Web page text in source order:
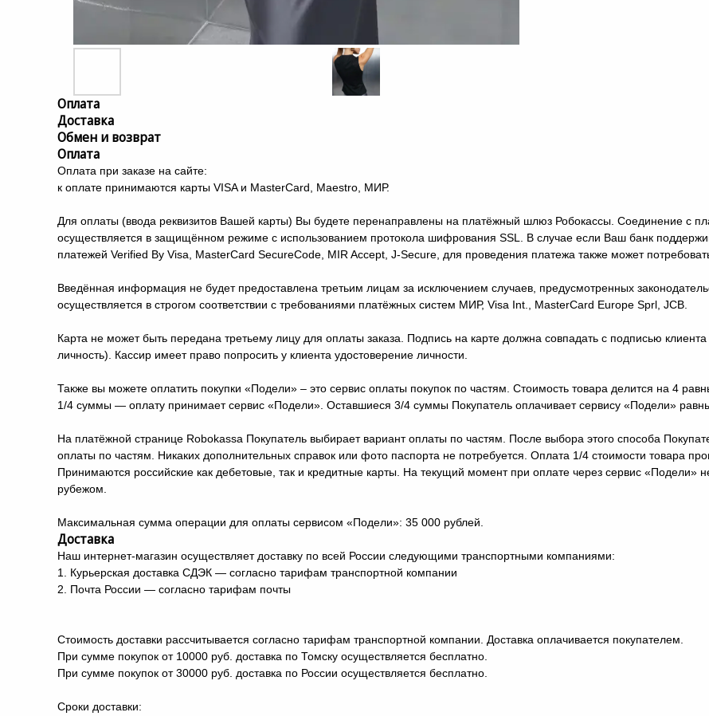
Оплата
Доставка
Обмен и возврат
Оплата
Оплата при заказе на сайте:
к оплате принимаются карты VISA и MasterCard, Maestro, МИР.
Для оплаты (ввода реквизитов Вашей карты) Вы будете перенаправлены на платёжный шлюз Робокассы. Соединение с
осуществляется в защищённом режиме с использованием протокола шифрования SSL. В случае если Ваш банк
платежей Verified By Visa, MasterCard SecureCode, MIR Accept, J-Secure, для проведения платежа также может
Введённая информация не будет предоставлена третьим лицам за исключением случаев, предусмотренных
осуществляется в строгом соответствии с требованиями платёжных систем МИР, Visa Int., MasterCard Europe Sprl, JCB.
Карта не может быть передана третьему лицу для оплаты заказа. Подпись на карте должна совпадать с подписью
личность). Кассир имеет право попросить у клиента удостоверение личности.
Также вы можете оплатить покупки «Подели» – это сервис оплаты покупок по частям. Стоимость товара делится на 4
1/4 суммы — оплату принимает сервис «Подели». Оставшиеся 3/4 суммы Покупатель оплачивает сервису «Подели»
На платёжной странице Robokassa Покупатель выбирает вариант оплаты по частям. После выбора этого способа
оплаты по частям. Никаких дополнительных справок или фото паспорта не потребуется. Оплата 1/4 стоимости товара
Принимаются российские как дебетовые, так и кредитные карты. На текущий момент при оплате через сервис «Подели»
рубежом.
Максимальная сумма операции для оплаты сервисом «Подели»: 35 000 рублей.
Доставка
Наш интернет-магазин осуществляет доставку по всей России следующими транспортными компаниями:
1. Курьерская доставка СДЭК — согласно тарифам транспортной компании
2. Почта России — согласно тарифам почты
Стоимость доставки рассчитывается согласно тарифам транспортной компании. Доставка оплачивается покупателем.
При сумме покупок от 10000 руб. доставка по Томску осуществляется бесплатно.
При сумме покупок от 30000 руб. доставка по России осуществляется бесплатно.
Сроки доставки: